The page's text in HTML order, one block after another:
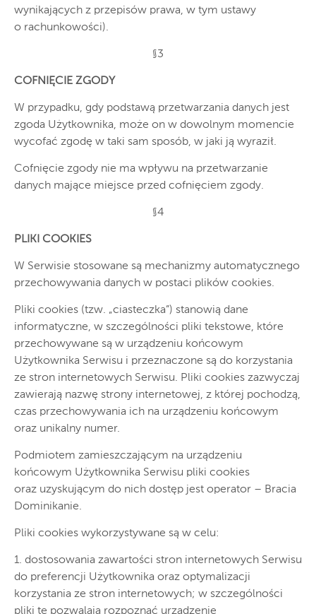
wynikających z przepisów prawa, w tym ustawy
o rachunkowości).
§3
COFNIĘCIE ZGODY
W przypadku, gdy podstawą przetwarzania danych jest
zgoda Użytkownika, może on w dowolnym momencie
wycofać zgodę w taki sam sposób, w jaki ją wyraził.
Cofnięcie zgody nie ma wpływu na przetwarzanie
danych mające miejsce przed cofnięciem zgody.
§4
PLIKI COOKIES
W Serwisie stosowane są mechanizmy automatycznego
przechowywania danych w postaci plików cookies.
Pliki cookies (tzw. „ciasteczka”) stanowią dane
informatyczne, w szczególności pliki tekstowe, które
przechowywane są w urządzeniu końcowym
Użytkownika Serwisu i przeznaczone są do korzystania
ze stron internetowych Serwisu. Pliki cookies zazwyczaj
zawierają nazwę strony internetowej, z której pochodzą,
czas przechowywania ich na urządzeniu końcowym
oraz unikalny numer.
Podmiotem zamieszczającym na urządzeniu
końcowym Użytkownika Serwisu pliki cookies
oraz uzyskującym do nich dostęp jest operator – Bracia
Dominikanie.
Pliki cookies wykorzystywane są w celu:
1. dostosowania zawartości stron internetowych Serwisu
do preferencji Użytkownika oraz optymalizacji
korzystania ze stron internetowych; w szczególności
pliki te pozwalają rozpoznać urządzenie